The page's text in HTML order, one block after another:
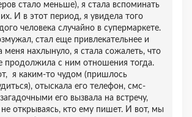
стало меньше), я стала вспоминать
И в этот период, я увидела того
человека случайно в супермаркете.
стал еще привлекательнее и
меня нахлынуло, я стала сожалеть, что
продолжила с ним отношения тогда.
я каким-то чудом (пришлось
отыскала его телефон, смс-
его вызвала на встречу,
открываясь, кто ему пишет. И вот, мы